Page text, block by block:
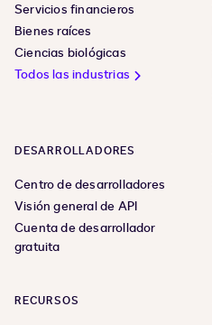
Servicios financieros
Bienes raíces
Ciencias biológicas
Todos las industrias
DESARROLLADORES
Centro de desarrolladores
Visión general de API
Cuenta de desarrollador
gratuita
RECURSOS